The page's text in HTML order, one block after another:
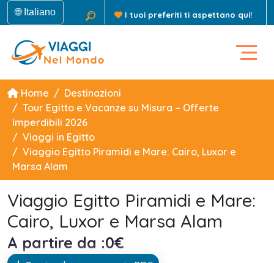
🌐 Italiano I tuoi preferiti ti aspettano qui!
Home
Destinazioni
Tour Egitto e Vacanze su Misura – Offerte
Imperdibili 2026
Viaggi in Egitto
Viaggio Egitto Piramidi e Mare: Cairo, Luxor e
Marsa Alam
Viaggio Egitto Piramidi e Mare:
Cairo, Luxor e Marsa Alam
A partire da :0€